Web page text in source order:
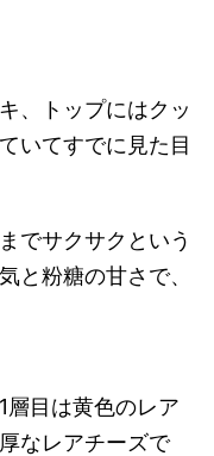
、トップにはクッ
いてすでに見た目
でサクサクという
と粉糖の甘さで、
層目は黄色のレア
なレアチーズで